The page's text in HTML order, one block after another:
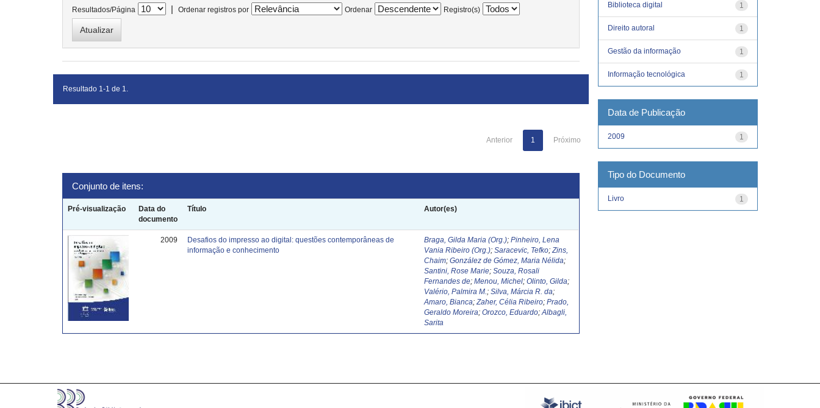
Resultados/Página | Ordenar registros por Ordenar Registro(s)
Resultado 1-1 de 1.
Anterior 1 Próximo
Conjunto de itens:
Pré-visualização
Data do
documento
Título Autor(es)
2009
Desafios do impresso ao digital: questões contemporâneas de
informação e conhecimento
Braga, Gilda Maria (Org.);Pinheiro, Lena
Vania Ribeiro (Org.);Saracevic, Tefko;Zins,
Chaim;González de Gómez, Maria Nélida;
Santini, Rose Marie;Souza, Rosali
Fernandes de;Menou, Michel;Olinto, Gilda;
Valério, Palmira M. ;Silva, Márcia R. da;
Amaro, Bianca;Zaher, Célia Ribeiro;Prado,
Geraldo Moreira;Orozco, Eduardo;Albagli,
Sarita
1
Biblioteca digital
1
Direito autoral
1
Gestão da informação
1
Informação tecnológica
Data de Publicação
1
2009
Tipo do Documento
1
Livro